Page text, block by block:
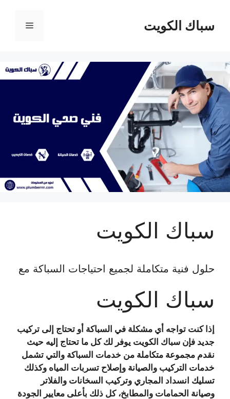
المحتوىسباك الكويت القائمة
سباك الكويت
حلول فنية متكاملة لجميع احتياجات السباكة مع
سباك الكويت
إذا كنت تواجه أي مشكلة في السباكة أو تحتاج إلى تركيب
جديد فإن سباك الكويت يوفر لك كل ما تحتاج إليه حيث
نقدم مجموعة متكاملة من خدمات السباكة والتي تشمل
خدمات التركيب والصيانة وإصلاح تسربات المياه وكذلك
تسليك انسداد المجاري وتركيب السخانات والفلاتر
وصيانة الحمامات والمطابخ، كل ذلك بأعلى معايير الجودة